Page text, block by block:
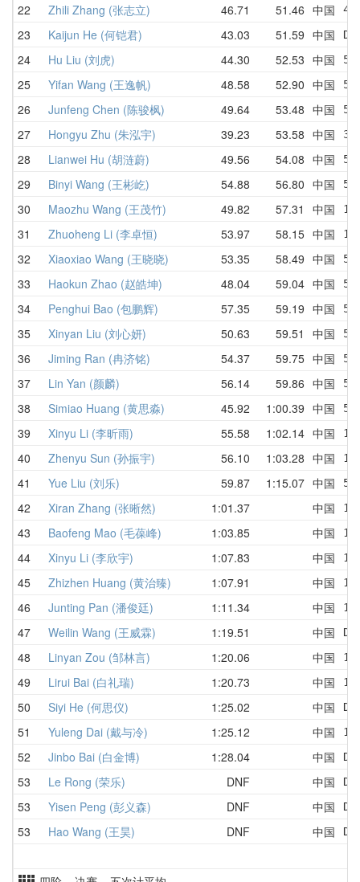
22 Zhili Zhang (张志立) 46.71 51.46 中国
23 Kaijun He (何铠君) 43.03 51.59 中国
24 Hu Liu (刘虎) 44.30 52.53 中国
25 Yifan Wang (王逸帆) 48.58 52.90 中国
26 Junfeng Chen (陈骏枫) 49.64 53.48 中国
27 Hongyu Zhu (朱泓宇) 39.23 53.58 中国
28 Lianwei Hu (胡涟蔚) 49.56 54.08 中国
29 Binyi Wang (王彬屹) 54.88 56.80 中国
30 Maozhu Wang (王茂竹) 49.82 57.31 中国
31 Zhuoheng Li (李卓恒) 53.97 58.15 中国
32 Xiaoxiao Wang (王晓晓) 53.35 58.49 中国
33 Haokun Zhao (赵皓坤) 48.04 59.04 中国
34 Penghui Bao (包鹏辉) 57.35 59.19 中国
35 Xinyan Liu (刘心妍) 50.63 59.51 中国
36 Jiming Ran (冉济铭) 54.37 59.75 中国
37 Lin Yan (颜麟) 56.14 59.86 中国
38 Simiao Huang (黄思淼) 45.92 1:00.39 中国
39 Xinyu Li (李昕雨) 55.58 1:02.14 中国
40 Zhenyu Sun (孙振宇) 56.10 1:03.28 中国
41 Yue Liu (刘乐) 59.87 1:15.07 中国
42 Xiran Zhang (张晰然) 1:01.37 中国
43 Baofeng Mao (毛葆峰) 1:03.85 中国
44 Xinyu Li (李欣宇) 1:07.83 中国
45 Zhizhen Huang (黄治臻) 1:07.91 中国
46 Junting Pan (潘俊廷) 1:11.34 中国
47 Weilin Wang (王威霖) 1:19.51 中国
48 Linyan Zou (邹林言) 1:20.06 中国
49 Lirui Bai (白礼瑞) 1:20.73 中国
50 Siyi He (何思仪) 1:25.02 中国
51 Yuleng Dai (戴与冷) 1:25.12 中国
52 Jinbo Bai (白金博) 1:28.04 中国
53 Le Rong (荣乐) DNF 中国
53 Yisen Peng (彭义森) DNF 中国
53 Hao Wang (王昊) DNF 中国